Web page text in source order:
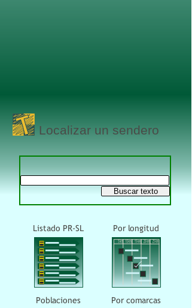
Localizar un sendero